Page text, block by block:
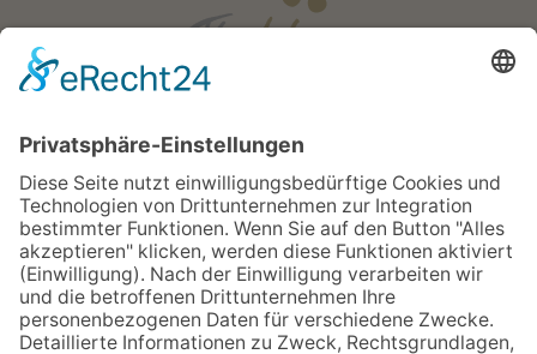
Öffnungszeiten
Mo - Fr:
08:00 - 18:00 Uhr
Sa:
08:00 - 12:00 Uhr
Apotheken Notdienst: